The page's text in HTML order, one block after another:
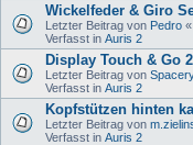
Wickelfeder & Giro
Letzter Beitrag von Pedro «
Verfasst in Auris 2
Display Touch & Go
Letzter Beitrag von
Verfasst in Auris 2
Kopfstützen hinten
Letzter Beitrag von
Verfasst in Auris 2